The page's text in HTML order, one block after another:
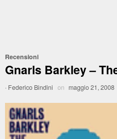
Recensioni
Gnarls Barkley –
· Federico Bindini on maggio 21, 2008